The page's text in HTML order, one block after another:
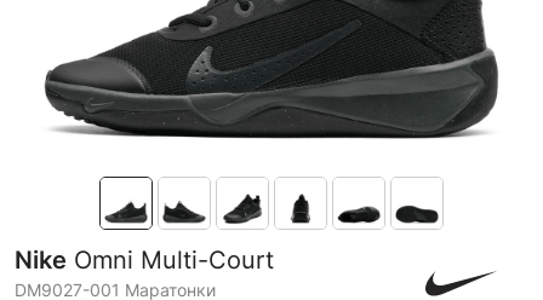
Nike Omni Multi-Court
DM9027-001 Маратонки